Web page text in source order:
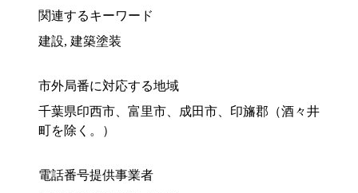
関連するキーワード
建設, 建築塗装
市外局番に対応する地域
千葉県印西市、富里市、成田市、印旛郡（酒々井
町を除く。）
電話番号提供事業者